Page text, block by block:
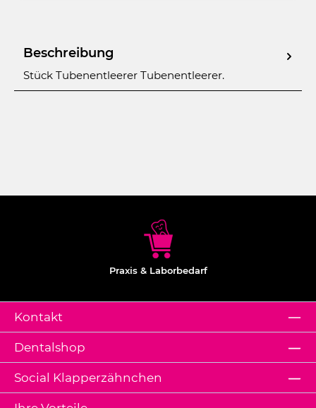
Beschreibung
Stück Tubenentleerer Tubenentleerer.
Praxis & Laborbedarf
Kontakt
Dentalshop
Social Klapperzähnchen